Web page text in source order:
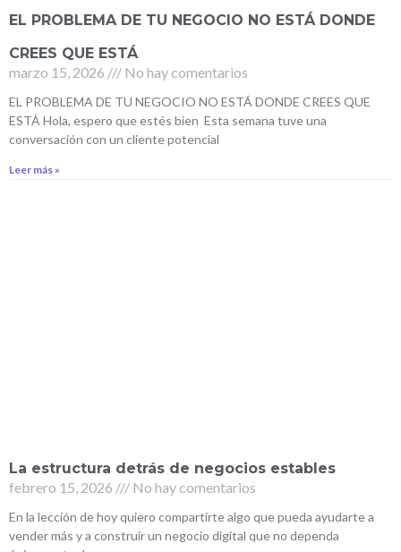
EL PROBLEMA DE TU NEGOCIO NO ESTÁ DONDE
CREES QUE ESTÁ
marzo 15, 2026
No hay comentarios
EL PROBLEMA DE TU NEGOCIO NO ESTÁ DONDE CREES QUE
ESTÁ Hola, espero que estés bien Esta semana tuve una
conversación con un cliente potencial
Leer más »
La estructura detrás de negocios estables
febrero 15, 2026
No hay comentarios
En la lección de hoy quiero compartirte algo que pueda ayudarte a
vender más y a construir un negocio digital que no dependa